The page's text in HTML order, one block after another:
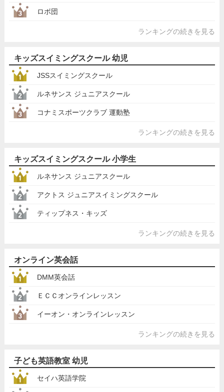
ロボ団
ランキングの続きを見る
キッズスイミングスクール 幼児
JSSスイミングスクール
ルネサンス ジュニアスクール
コナミスポーツクラブ 運動塾
ランキングの続きを見る
キッズスイミングスクール 小学生
ルネサンス ジュニアスクール
アクトス ジュニアスイミングスクール
ティップネス・キッズ
ランキングの続きを見る
オンライン英会話
DMM英会話
ＥＣＣオンラインレッスン
イーオン・オンラインレッスン
ランキングの続きを見る
子ども英語教室 幼児
セイハ英語学院